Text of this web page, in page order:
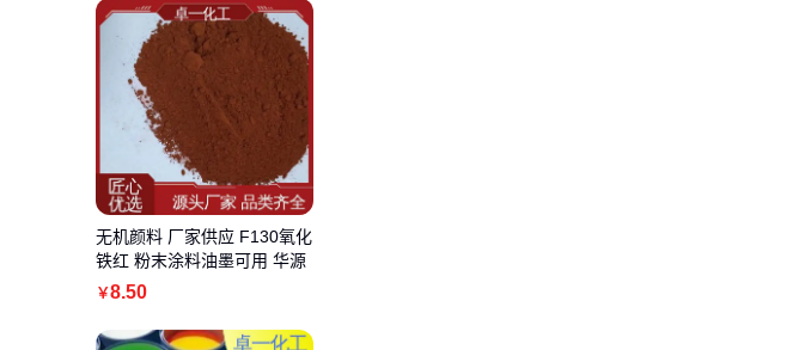
无机颜料 厂家供应 F130氧化
铁红 粉末涂料油墨可用 华源
￥8.50